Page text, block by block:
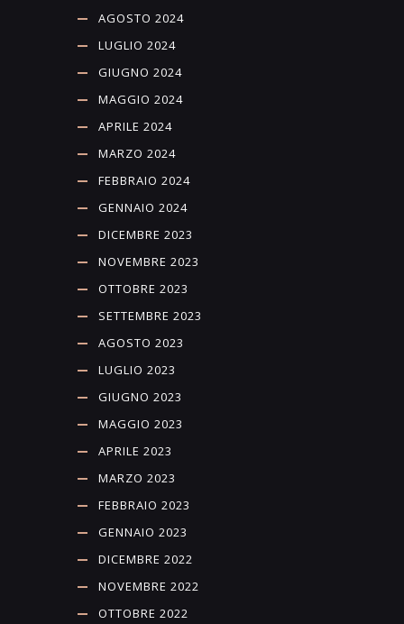
AGOSTO 2024
LUGLIO 2024
GIUGNO 2024
MAGGIO 2024
APRILE 2024
MARZO 2024
FEBBRAIO 2024
GENNAIO 2024
DICEMBRE 2023
NOVEMBRE 2023
OTTOBRE 2023
SETTEMBRE 2023
AGOSTO 2023
LUGLIO 2023
GIUGNO 2023
MAGGIO 2023
APRILE 2023
MARZO 2023
FEBBRAIO 2023
GENNAIO 2023
DICEMBRE 2022
NOVEMBRE 2022
OTTOBRE 2022